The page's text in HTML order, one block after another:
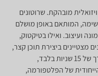
מובהקת. שרוטונים
המותאם באופן מושלם
ועיצוב. ואילו בטיקטוק,
מצטיינים ביצירת תוכן קצר,
קליט ואטרקטיבי במיוחד. סרטונים באורך של 15 שניות בלבד,
של הפלטפורמה,